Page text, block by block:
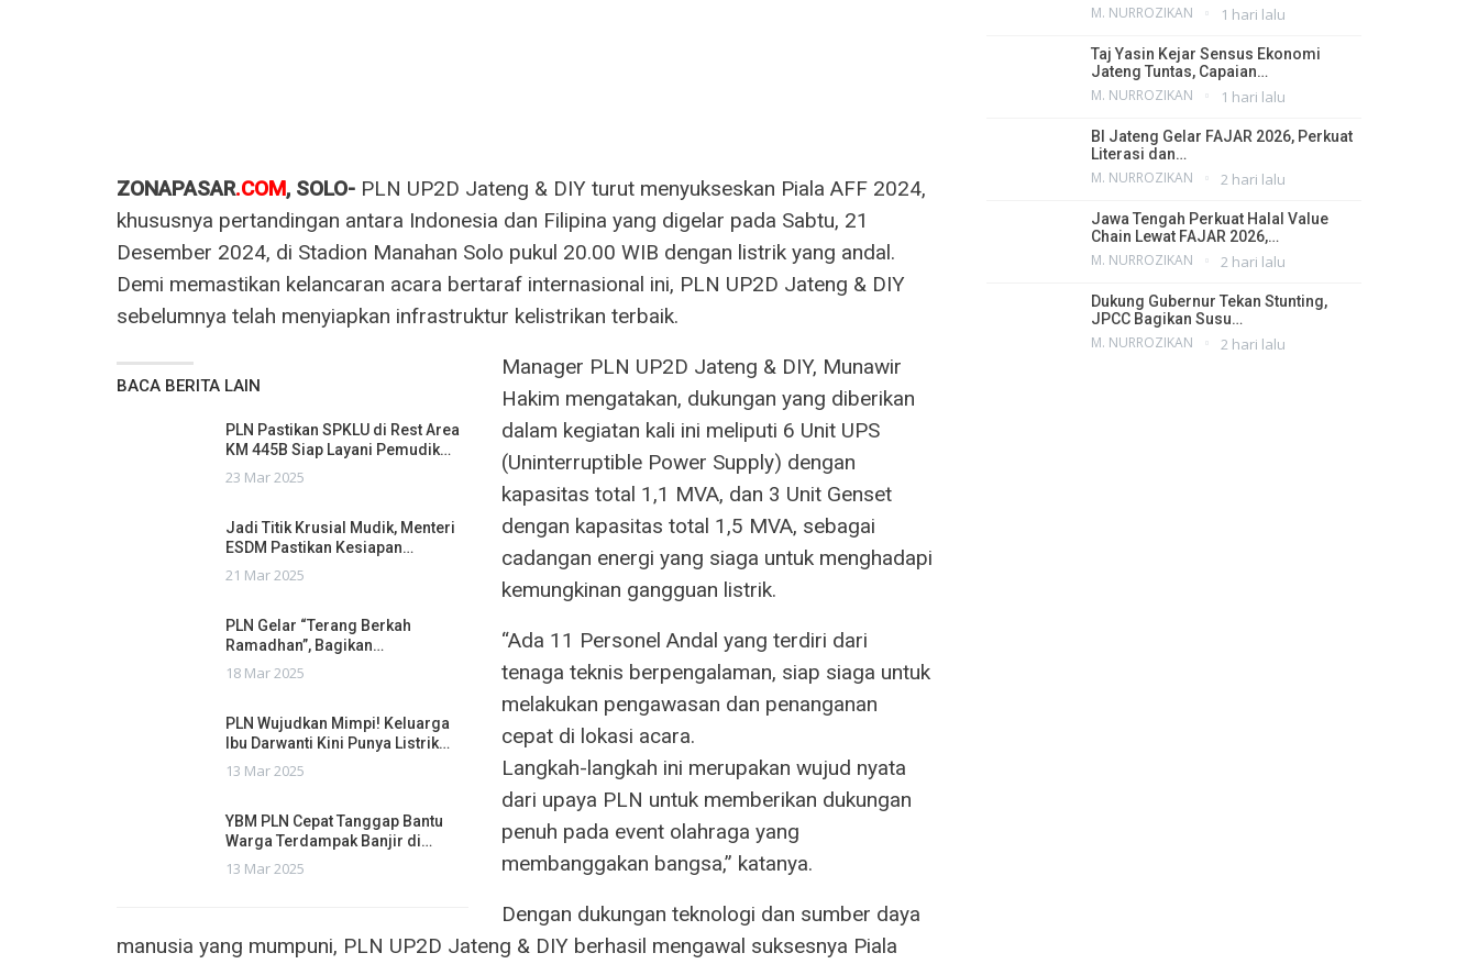
ZONAPASAR.COM, SOLO- PLN UP2D Jateng & DIY turut menyukseskan Piala AFF 2024,
khususnya pertandingan antara Indonesia dan Filipina yang digelar pada Sabtu, 21
Desember 2024, di Stadion Manahan Solo pukul 20.00 WIB dengan listrik yang andal.
Demi memastikan kelancaran acara bertaraf internasional ini, PLN UP2D Jateng & DIY
sebelumnya telah menyiapkan infrastruktur kelistrikan terbaik.
BACA BERITA LAIN
PLN Pastikan SPKLU di Rest Area
KM 445B Siap Layani Pemudik…
23 Mar 2025
Jadi Titik Krusial Mudik, Menteri
ESDM Pastikan Kesiapan…
21 Mar 2025
PLN Gelar “Terang Berkah
Ramadhan”, Bagikan…
18 Mar 2025
PLN Wujudkan Mimpi! Keluarga
Ibu Darwanti Kini Punya Listrik…
13 Mar 2025
YBM PLN Cepat Tanggap Bantu
Warga Terdampak Banjir di…
13 Mar 2025
Manager PLN UP2D Jateng & DIY, Munawir
Hakim mengatakan, dukungan yang diberikan
dalam kegiatan kali ini meliputi 6 Unit UPS
(Uninterruptible Power Supply) dengan
kapasitas total 1,1 MVA, dan 3 Unit Genset
dengan kapasitas total 1,5 MVA, sebagai
cadangan energi yang siaga untuk menghadapi
kemungkinan gangguan listrik.
“Ada 11 Personel Andal yang terdiri dari
tenaga teknis berpengalaman, siap siaga untuk
melakukan pengawasan dan penanganan
cepat di lokasi acara.
Langkah-langkah ini merupakan wujud nyata
dari upaya PLN untuk memberikan dukungan
penuh pada event olahraga yang
membanggakan bangsa,” katanya.
Dengan dukungan teknologi dan sumber daya
manusia yang mumpuni, PLN UP2D Jateng & DIY berhasil mengawal suksesnya Piala
M. NURROZIKAN 1 hari lalu
Taj Yasin Kejar Sensus Ekonomi
Jateng Tuntas, Capaian…
M. NURROZIKAN 1 hari lalu
BI Jateng Gelar FAJAR 2026, Perkuat
Literasi dan…
M. NURROZIKAN 2 hari lalu
Jawa Tengah Perkuat Halal Value
Chain Lewat FAJAR 2026,…
M. NURROZIKAN 2 hari lalu
Dukung Gubernur Tekan Stunting,
JPCC Bagikan Susu…
M. NURROZIKAN 2 hari lalu